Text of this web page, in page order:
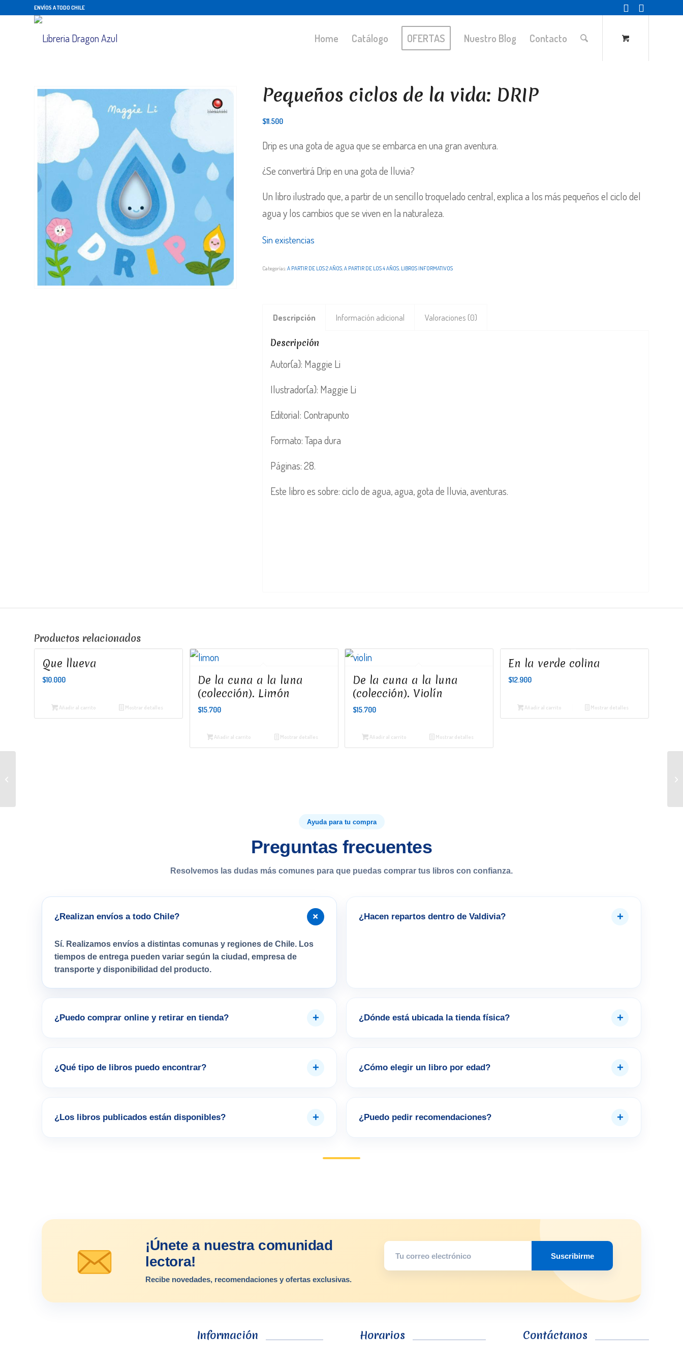
ENVÍOS A TODO CHILE
Home Catálogo OFERTAS Nuestro Blog Contacto
Pequeños ciclos de la vida: DRIP
$11.500
Drip es una gota de agua que se embarca en una gran aventura.
¿Se convertirá Drip en una gota de lluvia?
Un libro ilustrado que, a partir de un sencillo troquelado central, explica a los más pequeños el ciclo del
agua y los cambios que se viven en la naturaleza.
Sin existencias
Categorías:A PARTIR DE LOS 2 AÑOS ,A PARTIR DE LOS 4 AÑOS LIBROS INFORMATIVOS
Descripción Información adicional Valoraciones (0)
Descripción
Autor(a): Maggie Li
Ilustrador(a): Maggie Li
Editorial: Contrapunto
Formato: Tapa dura
Páginas: 28.
Este libro es sobre: ciclo de agua, agua, gota de lluvia, aventuras.
Productos relacionados
Que llueva
$10.000
Añadir al carrito Mostrar detalles
De la cuna a la luna
(colección). Limón
$15.700
Añadir al carrito Mostrar detalles
De la cuna a la luna
(colección). Violín
$15.700
Añadir al carrito Mostrar detalles
En la verde colina
$12.900
Añadir al carrito Mostrar detalles
Ayuda para tu compra
Preguntas frecuentes
Resolvemos las dudas más comunes para que puedas comprar tus libros con confianza.
¿Realizan envíos a todo Chile? +
Sí. Realizamos envíos a distintas comunas y regiones de Chile. Los
tiempos de entrega pueden variar según la ciudad, empresa de
transporte y disponibilidad del producto.
¿Hacen repartos dentro de Valdivia? +
¿Puedo comprar online y retirar en tienda? + ¿Dónde está ubicada la tienda física? +
¿Qué tipo de libros puedo encontrar? + ¿Cómo elegir un libro por edad? +
¿Los libros publicados están disponibles? + ¿Puedo pedir recomendaciones? +
¡Únete a nuestra comunidad
lectora!
Recibe novedades, recomendaciones y ofertas exclusivas.
Suscribirme
Información Horarios Contáctanos